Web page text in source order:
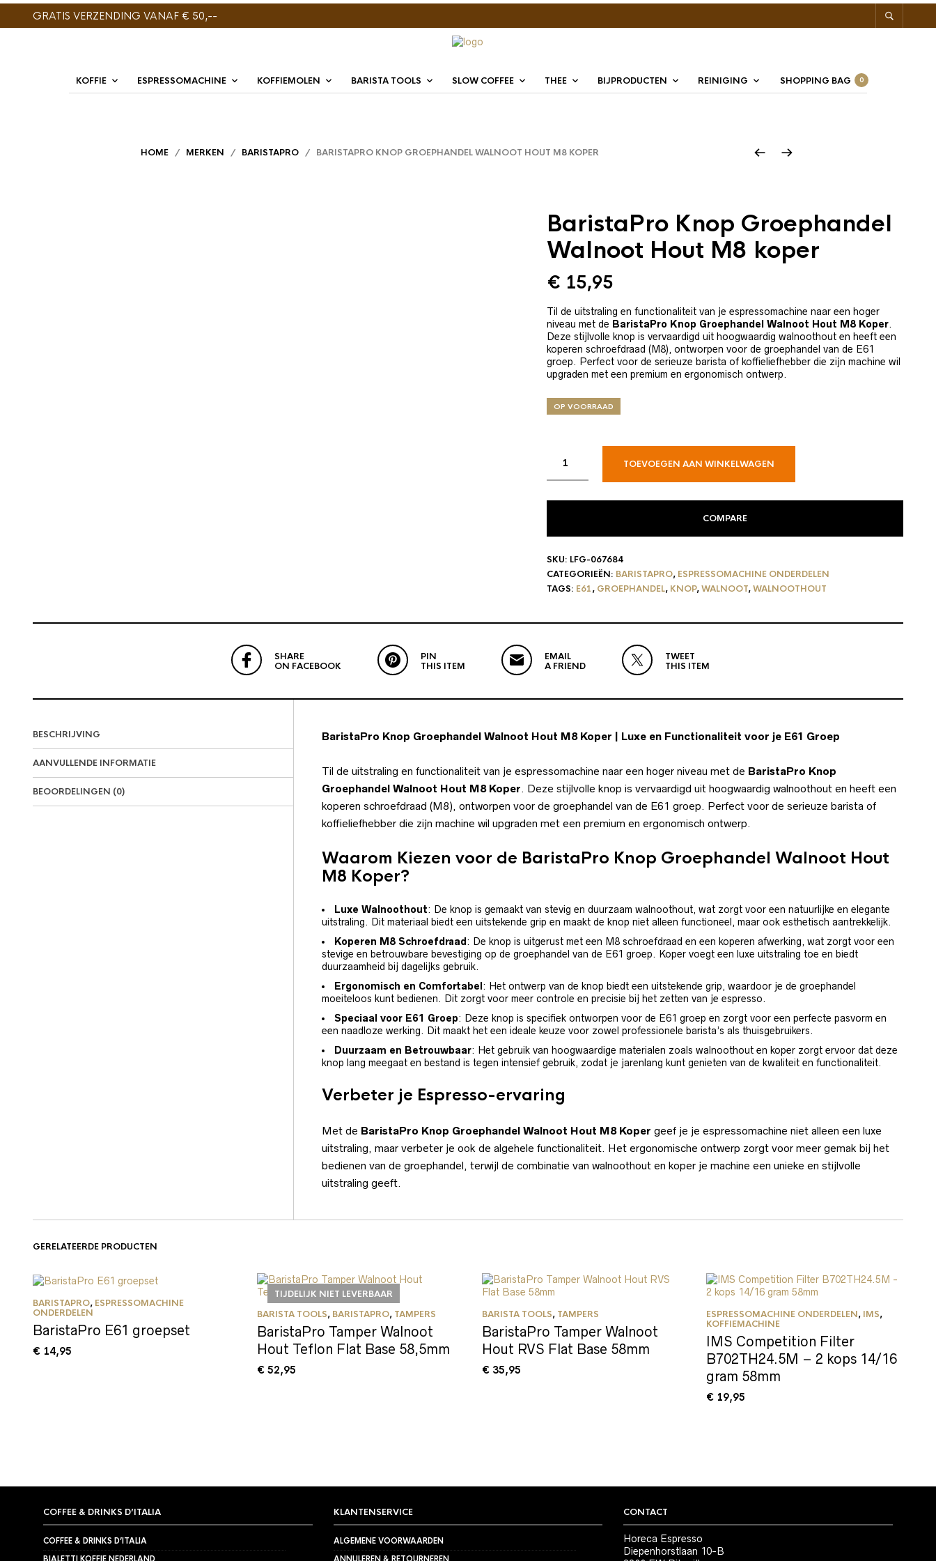
GRATIS VERZENDING VANAF € 50,--
KOFFIE ESPRESSOMACHINE KOFFIEMOLEN BARISTA TOOLS SLOW COFFEE THEE BIJPRODUCTEN REINIGING SHOPPING BAG 0
HOME / MERKEN / BARISTAPRO / BARISTAPRO KNOP GROEPHANDEL WALNOOT HOUT M8 KOPER
BaristaPro Knop Groephandel
Walnoot Hout M8 koper
€ 15,95
Til de uitstraling en functionaliteit van je espressomachine naar een hoger
niveau met de BaristaPro Knop Groephandel Walnoot Hout M8 Koper.
Deze stijlvolle knop is vervaardigd uit hoogwaardig walnoothout en heeft een
koperen schroefdraad (M8), ontworpen voor de groephandel van de E61
groep. Perfect voor de serieuze barista of koffieliefhebber die zijn machine wil
upgraden met een premium en ergonomisch ontwerp.
OP VOORRAAD
TOEVOEGEN AAN WINKELWAGEN
COMPARE
SKU: LFG-067684
CATEGORIEËN: BARISTAPRO, ESPRESSOMACHINE ONDERDELEN
TAGS: E61, GROEPHANDEL, KNOP,WALNOOT,WALNOOTHOUT
SHARE
ON FACEBOOK
PIN
THIS ITEM
EMAIL
A FRIEND
TWEET
THIS ITEM
BESCHRIJVING
AANVULLENDE INFORMATIE
BEOORDELINGEN (0)
BaristaPro Knop Groephandel Walnoot Hout M8 Koper | Luxe en Functionaliteit voor je E61 Groep
Til de uitstraling en functionaliteit van je espressomachine naar een hoger niveau met de BaristaPro Knop
Groephandel Walnoot Hout M8 Koper. Deze stijlvolle knop is vervaardigd uit hoogwaardig walnoothout en heeft een
koperen schroefdraad (M8), ontworpen voor de groephandel van de E61 groep. Perfect voor de serieuze barista of
koffieliefhebber die zijn machine wil upgraden met een premium en ergonomisch ontwerp.
Waarom Kiezen voor de BaristaPro Knop Groephandel Walnoot Hout
M8 Koper?
Luxe Walnoothout: De knop is gemaakt van stevig en duurzaam walnoothout, wat zorgt voor een natuurlijke en elegante
uitstraling. Dit materiaal biedt een uitstekende grip en maakt de knop niet alleen functioneel, maar ook esthetisch aantrekkelijk.
Koperen M8 Schroefdraad : De knop is uitgerust met een M8 schroefdraad en een koperen afwerking, wat zorgt voor een
stevige en betrouwbare bevestiging op de groephandel van de E61 groep. Koper voegt een luxe uitstraling toe en biedt
duurzaamheid bij dagelijks gebruik.
Ergonomisch en Comfortabel : Het ontwerp van de knop biedt een uitstekende grip, waardoor je de groephandel
moeiteloos kunt bedienen. Dit zorgt voor meer controle en precisie bij het zetten van je espresso.
Speciaal voor E61 Groep: Deze knop is specifiek ontworpen voor de E61 groep en zorgt voor een perfecte pasvorm en
een naadloze werking. Dit maakt het een ideale keuze voor zowel professionele barista’s als thuisgebruikers.
Duurzaam en Betrouwbaar: Het gebruik van hoogwaardige materialen zoals walnoothout en koper zorgt ervoor dat deze
knop lang meegaat en bestand is tegen intensief gebruik, zodat je jarenlang kunt genieten van de kwaliteit en functionaliteit.
Verbeter je Espresso-ervaring
Met de BaristaPro Knop Groephandel Walnoot Hout M8 Koper geef je je espressomachine niet alleen een luxe
uitstraling, maar verbeter je ook de algehele functionaliteit. Het ergonomische ontwerp zorgt voor meer gemak bij het
bedienen van de groephandel, terwijl de combinatie van walnoothout en koper je machine een unieke en stijlvolle
uitstraling geeft.
GERELATEERDE PRODUCTEN
BARISTAPRO, ESPRESSOMACHINE
ONDERDELEN
BaristaPro E61 groepset
€14,95
TIJDELIJK NIET LEVERBAAR
BARISTA TOOLS, BARISTAPRO, TAMPERS
BaristaPro Tamper Walnoot
Hout Teflon Flat Base 58,5mm
€ 52,95
BARISTA TOOLS, TAMPERS
BaristaPro Tamper Walnoot
Hout RVS Flat Base 58mm
€35,95
ESPRESSOMACHINE ONDERDELEN, IMS,
KOFFIEMACHINE
IMS Competition Filter
B702TH24.5M – 2 kops 14/16
gram 58mm
€ 19,95
COFFEE & DRINKS D’ITALIA
COFFEE & DRINKS D’ITALIA
KLANTENSERVICE
ALGEMENE VOORWAARDEN
CONTACT
Horeca Espresso
Diepenhorstlaan 10-B